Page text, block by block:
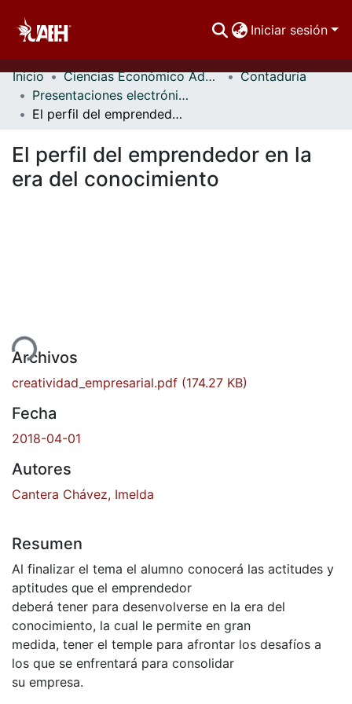
Iniciar sesión
Comunidades
Buscar Por
Estadísticas
Inicio Ciencias Económico Administrativas
Contaduría
Presentaciones electrónicas
El perfil del emprendedor en la era del conocimiento
El perfil del emprendedor en la
era del conocimiento
Archivos
creatividad_empresarial.pdf (174.27 KB)
Fecha
2018-04-01
Autores
Cantera Chávez, Imelda
Resumen
Al finalizar el tema el alumno conocerá las actitudes y
aptitudes que el emprendedor
deberá tener para desenvolverse en la era del
conocimiento, la cual le permite en gran
medida, tener el temple para afrontar los desafíos a
los que se enfrentará para consolidar
su empresa.